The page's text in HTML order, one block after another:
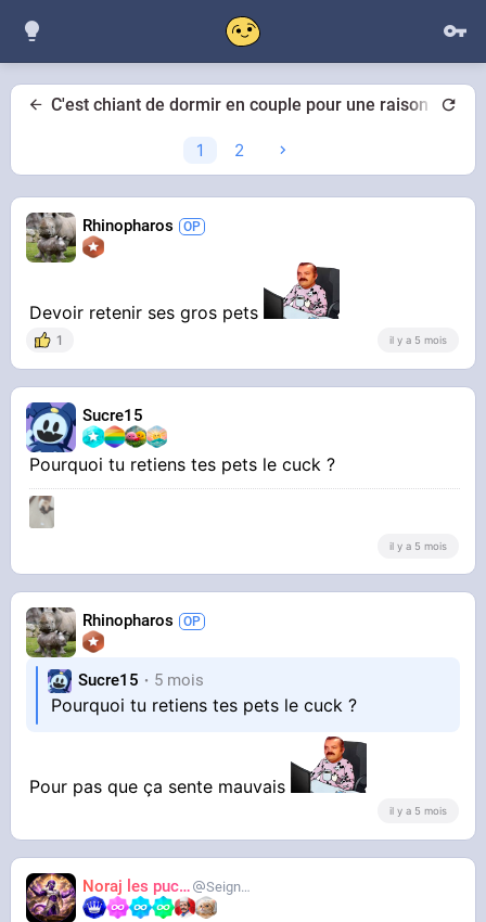
C'est chiant de dormir en couple pour une raison
1 2
Rhinopharos
Devoir retenir ses gros pets
1 il y a 5 mois
Sucre15
Pourquoi tu retiens tes pets le cuck ?
il y a 5 mois
Rhinopharos
Sucre15 5 mois
Pourquoi tu retiens tes pets le cuck ?
Pour pas que ça sente mauvais
il y a 5 mois
Noraj les pucix SeigneurCooler